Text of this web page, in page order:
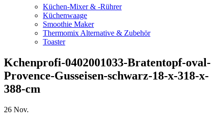
Küchen-Mixer & -Rührer
Küchenwaage
Smoothie Maker
Thermomix Alternative & Zubehör
Toaster
Kchenprofi-0402001033-Bratentopf-oval-
Provence-Gusseisen-schwarz-18-x-318-x-
388-cm
26 Nov.